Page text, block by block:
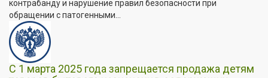
контрабанду и нарушение правил безопасности при
обращении с патогенными...
С 1 марта 2025 года запрещается продажа детям